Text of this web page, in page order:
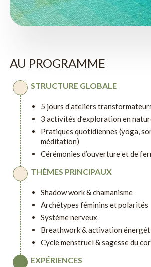
AU PROGRAMME
STRUCTURE GLOBALE
5 jours d’ateliers
3 activités d’exploration en
Pratiques quotidiennes (yoga,
méditation)
Cérémonies d’ouverture et de
THÈMES PRINCIPAUX
Shadow work & chamanisme
Archétypes féminins et polarités
Système nerveux
Breathwork & activation
Cycle menstruel & sagesse du
EXPÉRIENCES